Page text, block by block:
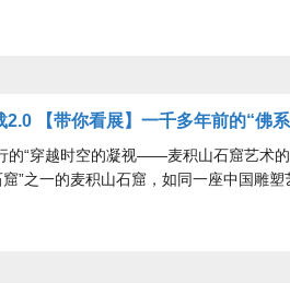
【带你看展】一千多年前的“佛
的“穿越时空的凝视——麦积山石窟艺术
”之一的麦积山石窟，如同一座中国雕塑